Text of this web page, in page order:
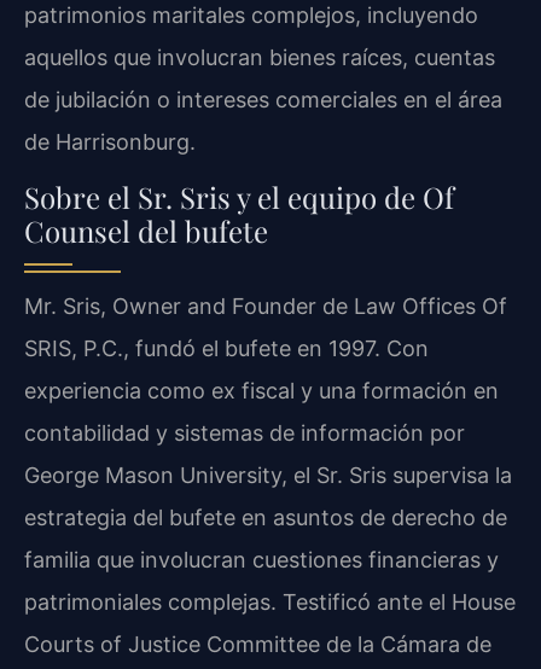
patrimonios maritales complejos, incluyendo
aquellos que involucran bienes raíces, cuentas
de jubilación o intereses comerciales en el área
de Harrisonburg.
Sobre el Sr. Sris y el equipo de Of
Counsel del bufete
Mr. Sris, Owner and Founder de Law Offices Of
SRIS, P.C., fundó el bufete en 1997. Con
experiencia como ex fiscal y una formación en
contabilidad y sistemas de información por
George Mason University, el Sr. Sris supervisa la
estrategia del bufete en asuntos de derecho de
familia que involucran cuestiones financieras y
patrimoniales complejas. Testificó ante el House
Courts of Justice Committee de la Cámara de